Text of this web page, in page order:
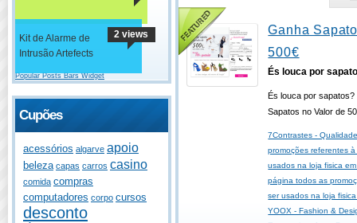
Kit de Alarme de
Intrusão Artefects
2 views
Popular Posts Bars Widget
Cupões
acessórios algarve apoio
beleza capas carros casino
comida compras
computadores corpo cursos
desconto
Ganha
500€
És louca por
És louca por
Sapatos no Valor de
7Contrastes -
promoções referentes
usados na loja fisica
página todos as
ser usados na loja
YOOX - Fashion &